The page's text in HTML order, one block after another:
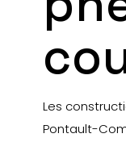
Les
Pontault-